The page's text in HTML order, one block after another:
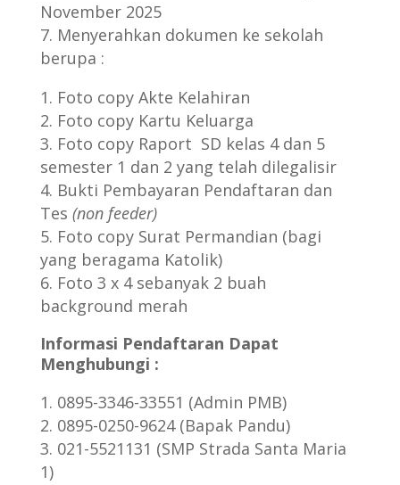
November 2025
Menyerahkan dokumen ke sekolah
berupa :
Foto copy Akte Kelahiran
Foto copy Kartu Keluarga
Foto copy Raport SD kelas 4 dan 5
semester 1 dan 2 yang telah dilegalisir
Bukti Pembayaran Pendaftaran dan
Tes (non feeder)
Foto copy Surat Permandian (bagi
yang beragama Katolik)
Foto 3 x 4 sebanyak 2 buah
background merah
Informasi Pendaftaran Dapat
Menghubungi :
0895-3346-33551 (Admin PMB)
0895-0250-9624 (Bapak Pandu)
021-5521131 (SMP Strada Santa Maria
1)